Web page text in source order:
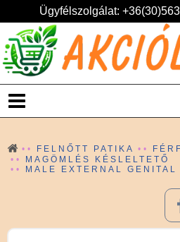
Ügyfélszolgálat:
FELNŐTT PATIKA
MAGÖMLÉS KÉSLELTETŐ
MALE EXTERNAL